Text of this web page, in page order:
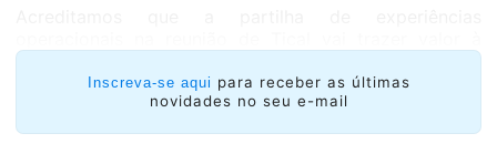
comunidade bem estabelecida dos Diretores das TIC e
que, por sua vez, sua participação aumentará o
escopo e incorporará uma diversidade adicional a
LACNOG.
Inscreva-se aqui para receber as últimas
novidades no seu e-mail